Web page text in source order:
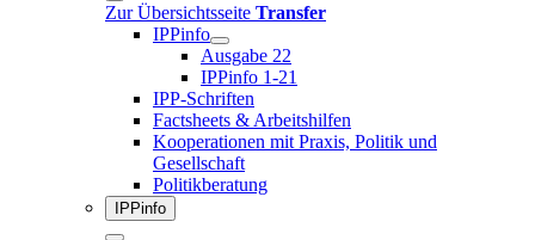
Zur Übersichtsseite Transfer
IPPinfo
Ausgabe 22
IPPinfo 1-21
IPP-Schriften
Factsheets & Arbeitshilfen
Kooperationen mit Praxis, Politik und
Gesellschaft
Politikberatung
IPPinfo